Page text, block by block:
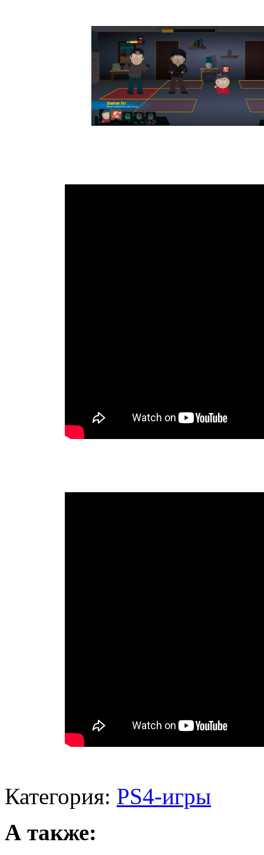
Категория: PS4-игры
А также: